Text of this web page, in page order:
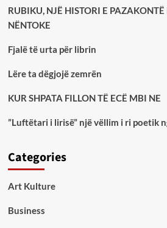
RUBIKU, NJË HISTORI E
NËNTOKE
Fjalë të urta për librin
Lëre ta dëgjojë zemrën
KUR SHPATA FILLON TË ECË MBI NE
”Luftëtari i lirisë” një vëllim i ri poetik
Categories
Art Kulture
Business